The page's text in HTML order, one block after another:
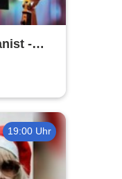
-
Ein Otto
19:00 Uhr